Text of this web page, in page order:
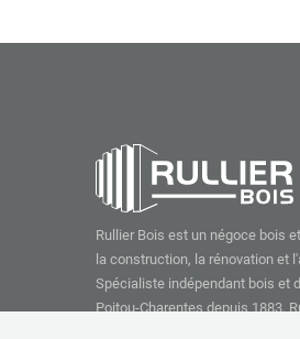
Rullier Bois est un négoce bois
la construction, la rénovation et
Spécialiste indépendant bois et
Poitou-Charentes depuis 1883,